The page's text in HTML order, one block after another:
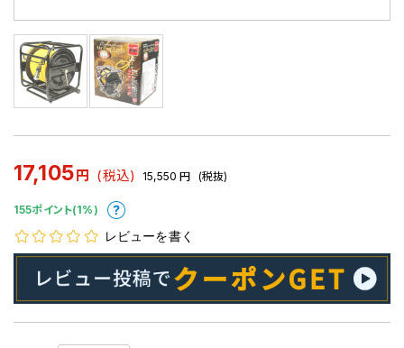
17,105 円 (税込) 15,550 円 (税抜)
155ポイント(1%)
レビューを書く